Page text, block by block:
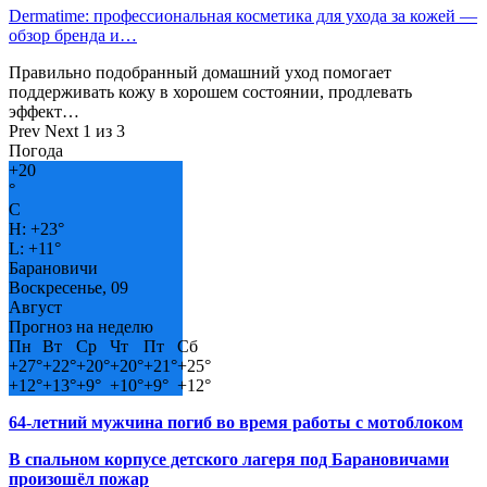
Dermatime: профессиональная косметика для ухода за кожей —
обзор бренда и…
Правильно подобранный домашний уход помогает
поддерживать кожу в хорошем состоянии, продлевать
эффект…
Prev Next 1 из 3
Погода
+20
°
C
H: +23°
L: +11°
Барановичи
Воскресенье, 09
Август
Прогноз на неделю
Пн
Вт Ср Чт Пт
Сб
+27°+22°+20°+20°+21°+25°
+12°+13°+9° +10°+9° +12°
64-летний мужчина погиб во время работы с мотоблоком
В спальном корпусе детского лагеря под Барановичами
произошёл пожар